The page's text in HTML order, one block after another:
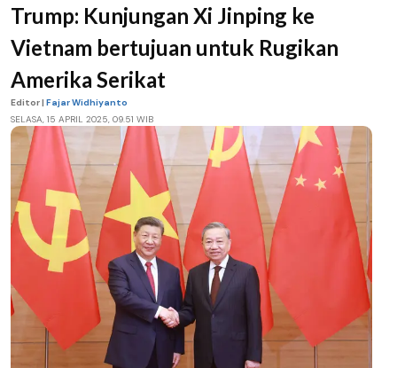
Trump: Kunjungan Xi Jinping ke
Vietnam bertujuan untuk Rugikan
Amerika Serikat
Editor | Fajar Widhiyanto
SELASA, 15 APRIL 2025, 09.51 WIB